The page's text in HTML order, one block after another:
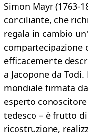
Simon Mayr (1763-
conciliante, che
regala in cambio
compartecipazione
efficacemente
a Jacopone da
mondiale firmata
esperto
tedesco – è frutto
ricostruzione,